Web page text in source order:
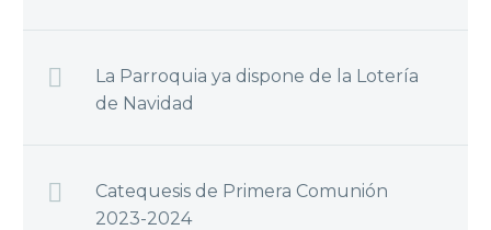
La Parroquia ya dispone de la Lotería
de Navidad
Catequesis de Primera Comunión
2023-2024